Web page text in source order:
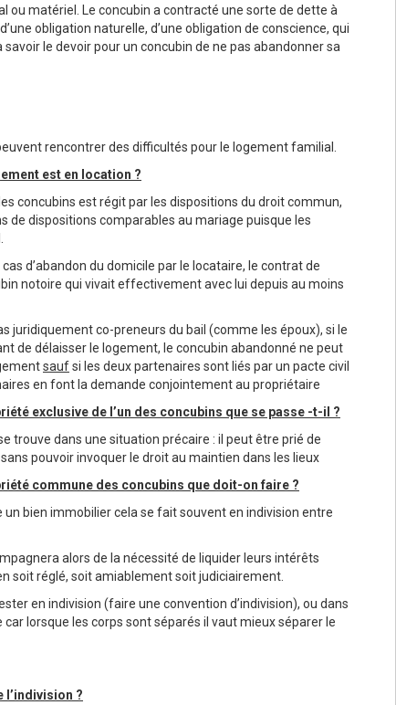
ou matériel. Le concubin a contracté une sorte de dette à
obligation naturelle, d’une obligation de conscience, qui
le devoir pour un concubin de ne pas abandonner sa
rencontrer des difficultés pour le logement familial.
est en location ?
concubins est régit par les dispositions du droit commun,
de dispositions comparables au mariage puisque les
d’abandon du domicile par le locataire, le contrat de
notoire qui vivait effectivement avec lui depuis au moins
juridiquement co-preneurs du bail (comme les époux), si le
de délaisser le logement, le concubin abandonné ne peut
saufsi les deux partenaires sont liés par un pacte civil
en font la demande conjointement au propriétaire
exclusive de l’un des concubins que se passe -t-il ?
trouve dans une situation précaire : il peut être prié de
pouvoir invoquer le droit au maintien dans les lieux
commune des concubins que doit-on faire ?
bien immobilier cela se fait souvent en indivision entre
alors de la nécessité de liquider leurs intérêts
soit réglé, soit amiablement soit judiciairement.
en indivision (faire une convention d’indivision), ou dans
car lorsque les corps sont séparés il vaut mieux séparer le
l’indivision ?